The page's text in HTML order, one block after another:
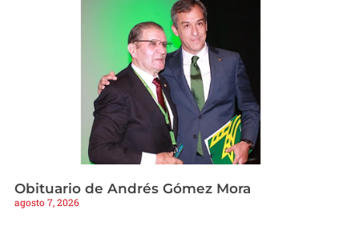
Obituario de Andrés Gómez Mora
agosto 7, 2026